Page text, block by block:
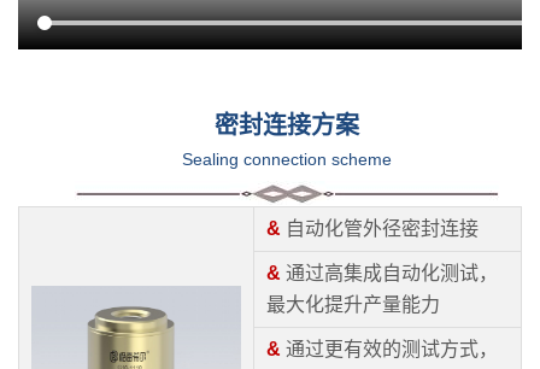
密封连接方案
Sealing connection scheme
& 自动化管外径密封连接
& 通过高集成自动化测试，
最大化提升产量能力
& 通过更有效的测试方式，